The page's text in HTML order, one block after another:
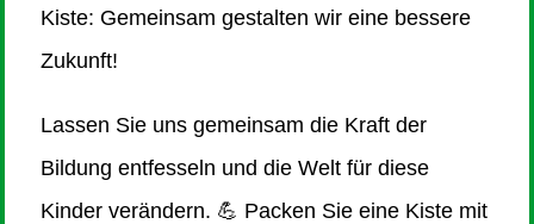
Kiste: Gemeinsam gestalten wir eine bessere
Zukunft!
Lassen Sie uns gemeinsam die Kraft der
Bildung entfesseln und die Welt für diese
Kinder verändern. 💪 Packen Sie eine Kiste mit